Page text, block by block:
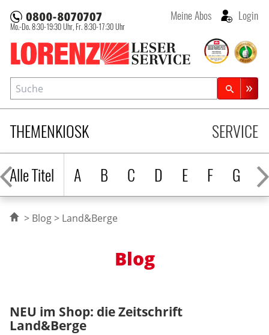
Lorenz Leserservice
Mo.-Do. 8:30-19:30 Uhr, Fr. 8:30-17:30 Uhr
Meine Abos Login
THEMENKIOSK
Alle Titel
A B C D E F G H
SERVICE
Suche
Zeitschriftensuche
Blog Land&Berge
Blog
NEU im Shop: die Zeitschrift
Land&Berge